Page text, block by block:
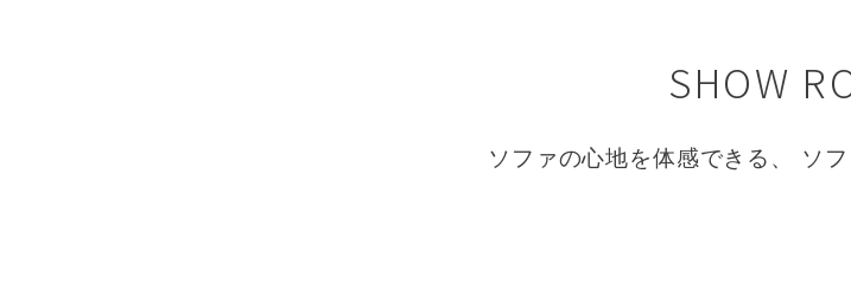
SHOW
ソファの心地を体感できる、 ソ